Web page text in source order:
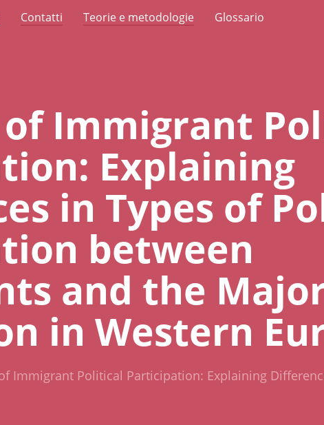
Contatti Teorie e metodologie Glossario
Immigrant
Explaining
in Types of
between
and the
in Western
Immigrant Political Participation: Explaining